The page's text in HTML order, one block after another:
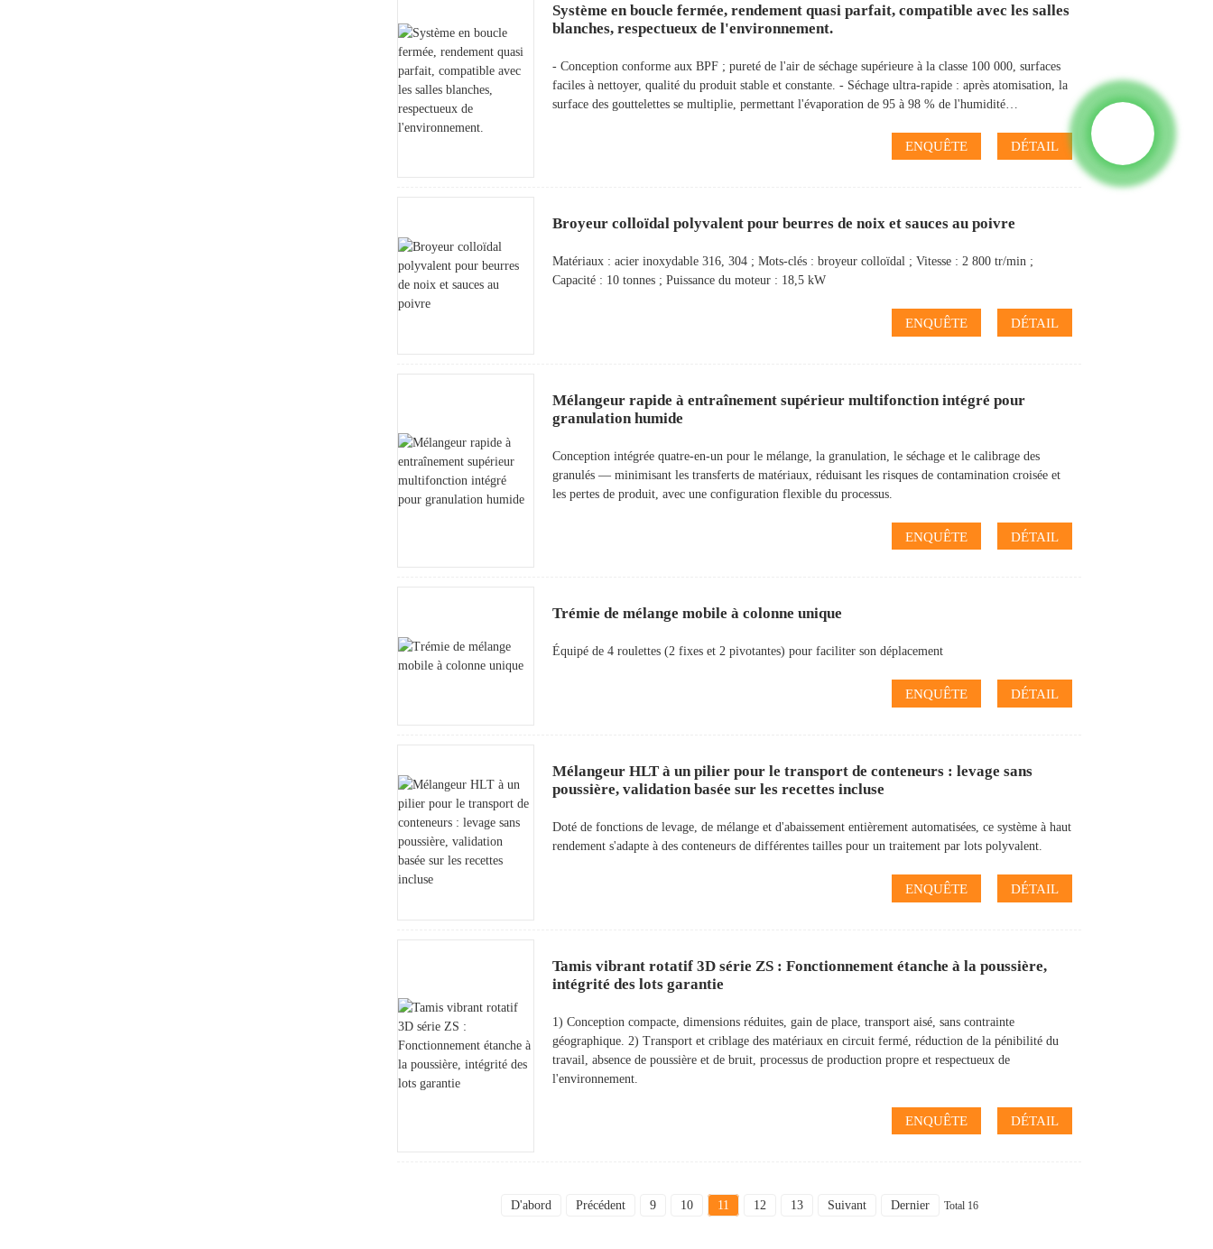
Système en boucle fermée, rendement quasi parfait, compatible avec les salles
blanches, respectueux de l'environnement.
- Conception conforme aux BPF ; pureté de l'air de séchage supérieure à la classe 100 000, surfaces
faciles à nettoyer, qualité du produit stable et constante. - Séchage ultra-rapide : après atomisation, la
surface des gouttelettes se multiplie, permettant l'évaporation de 95 à 98 % de l'humidité…
ENQUÊTE DÉTAIL
Broyeur colloïdal polyvalent pour beurres de noix et sauces au poivre
Matériaux : acier inoxydable 316, 304 ; Mots-clés : broyeur colloïdal ; Vitesse : 2 800 tr/min ;
Capacité : 10 tonnes ; Puissance du moteur : 18,5 kW
ENQUÊTE DÉTAIL
Mélangeur rapide à entraînement supérieur multifonction intégré pour
granulation humide
Conception intégrée quatre-en-un pour le mélange, la granulation, le séchage et le calibrage des
granulés — minimisant les transferts de matériaux, réduisant les risques de contamination croisée et
les pertes de produit, avec une configuration flexible du processus.
ENQUÊTE DÉTAIL
Trémie de mélange mobile à colonne unique
Équipé de 4 roulettes (2 fixes et 2 pivotantes) pour faciliter son déplacement
ENQUÊTE DÉTAIL
Mélangeur HLT à un pilier pour le transport de conteneurs : levage sans
poussière, validation basée sur les recettes incluse
Doté de fonctions de levage, de mélange et d'abaissement entièrement automatisées, ce système à haut
rendement s'adapte à des conteneurs de différentes tailles pour un traitement par lots polyvalent.
ENQUÊTE DÉTAIL
Tamis vibrant rotatif 3D série ZS : Fonctionnement étanche à la poussière,
intégrité des lots garantie
1) Conception compacte, dimensions réduites, gain de place, transport aisé, sans contrainte
géographique. 2) Transport et criblage des matériaux en circuit fermé, réduction de la pénibilité du
travail, absence de poussière et de bruit, processus de production propre et respectueux de
l'environnement.
ENQUÊTE DÉTAIL
D'abord Précédent 9 10 11 12 13 Suivant Dernier Total 16